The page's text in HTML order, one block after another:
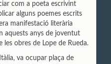
com a poeta escrivint
alguns poemes escrits
manifestació literària
aquests anys de joventut
obres de Lope de Rueda.
va ocupar plaça de